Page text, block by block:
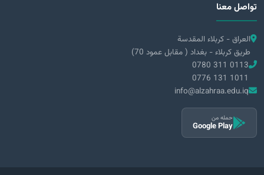
تواصل معنا
العراق - كربلاء المقدسة
طريق كربلاء - بغداد ( مقابل عمود 70)
0780 311 0113
0776 131 1011
info@alzahraa.edu.iq
حمله من
Google Play